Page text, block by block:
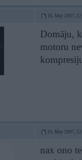
16. May 2007,
Domāju,
motoru
16. May 2007,
nax ono